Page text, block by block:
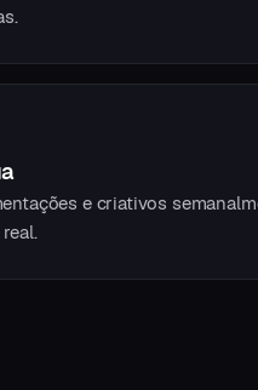
e criativos